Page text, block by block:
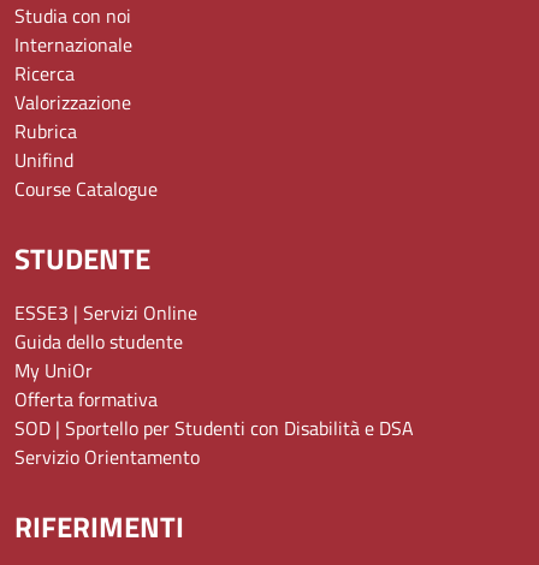
Studia con noi
Internazionale
Ricerca
Valorizzazione
Rubrica
Unifind
Course Catalogue
STUDENTE
ESSE3 | Servizi Online
Guida dello studente
My UniOr
Offerta formativa
SOD | Sportello per Studenti con Disabilità e DSA
Servizio Orientamento
RIFERIMENTI